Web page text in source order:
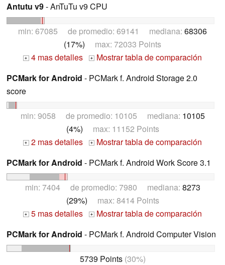
Antutu v9- AnTuTu v9 CPU
min: 67085 de promedio: 69141 mediana: 68306
(17%) max: 72033 Points
+ 4 mas detalles +
Mostrar tabla de comparación
PCMark for Android - PCMark f. Android Storage 2.0
score
min: 9058 de promedio: 10105 mediana: 10105
(4%) max: 11152 Points
+ 2 mas detalles +
Mostrar tabla de comparación
PCMark for Android - PCMark f. Android Work Score 3.1
min: 7404 de promedio: 7980 mediana: 8273
(29%) max: 8414 Points
+ 5 mas detalles +
Mostrar tabla de comparación
PCMark for Android - PCMark f. Android Computer Vision
5739 Points(30%)